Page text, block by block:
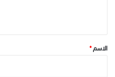
*الاسم*